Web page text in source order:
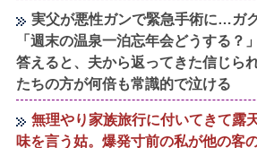
実父が悪性ガンで緊急手術に…ガ
「週末の温泉一泊忘年会どうする？
答えると、夫から返ってきた信じら
たちの方が何倍も常識的で泣ける
無理やり家族旅行に付いてきて露
味を言う姑。爆発寸前の私が他の客